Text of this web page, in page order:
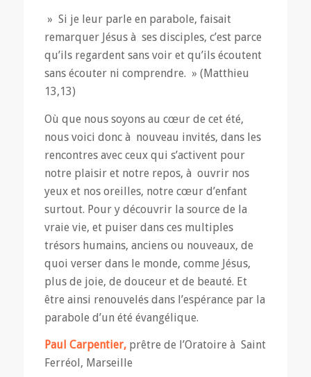
» Si je leur parle en parabole, faisait
remarquer Jésus à ses disciples, c’est parce
qu’ils regardent sans voir et qu’ils écoutent
sans écouter ni comprendre. » (Matthieu
13,13)
Où que nous soyons au cœur de cet été,
nous voici donc à nouveau invités, dans les
rencontres avec ceux qui s’activent pour
notre plaisir et notre repos, à ouvrir nos
yeux et nos oreilles, notre cœur d’enfant
surtout. Pour y découvrir la source de la
vraie vie, et puiser dans ces multiples
trésors humains, anciens ou nouveaux, de
quoi verser dans le monde, comme Jésus,
plus de joie, de douceur et de beauté. Et
être ainsi renouvelés dans l’espérance par la
parabole d’un été évangélique.
Paul Carpentier, prêtre de l’Oratoire à Saint
Ferréol, Marseille